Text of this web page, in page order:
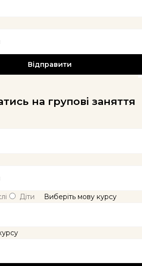
на групові заняття
Діти Виберіть мову курсу